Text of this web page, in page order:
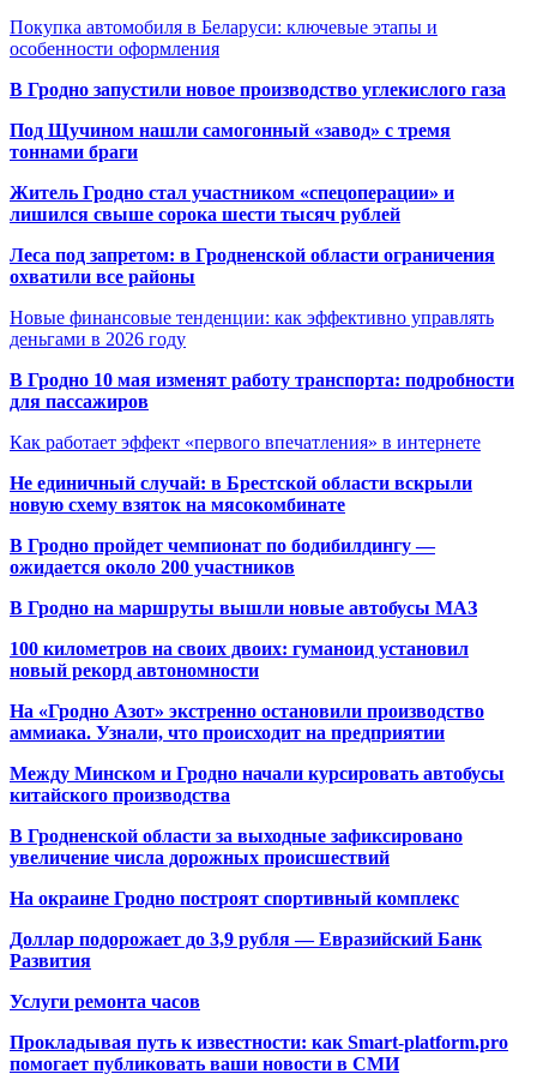
Покупка автомобиля в Беларуси: ключевые этапы и
особенности оформления
В Гродно запустили новое производство углекислого газа
Под Щучином нашли самогонный «завод» с тремя
тоннами браги
Житель Гродно стал участником «спецоперации» и
лишился свыше сорока шести тысяч рублей
Леса под запретом: в Гродненской области ограничения
охватили все районы
Новые финансовые тенденции: как эффективно управлять
деньгами в 2026 году
В Гродно 10 мая изменят работу транспорта: подробности
для пассажиров
Как работает эффект «первого впечатления» в интернете
Не единичный случай: в Брестской области вскрыли
новую схему взяток на мясокомбинате
В Гродно пройдет чемпионат по бодибилдингу —
ожидается около 200 участников
В Гродно на маршруты вышли новые автобусы МАЗ
100 километров на своих двоих: гуманоид установил
новый рекорд автономности
На «Гродно Азот» экстренно остановили производство
аммиака. Узнали, что происходит на предприятии
Между Минском и Гродно начали курсировать автобусы
китайского производства
В Гродненской области за выходные зафиксировано
увеличение числа дорожных происшествий
На окраине Гродно построят спортивный комплекс
Доллар подорожает до 3,9 рубля — Евразийский Банк
Развития
Услуги ремонта часов
Прокладывая путь к известности: как Smart-platform.pro
помогает публиковать ваши новости в СМИ